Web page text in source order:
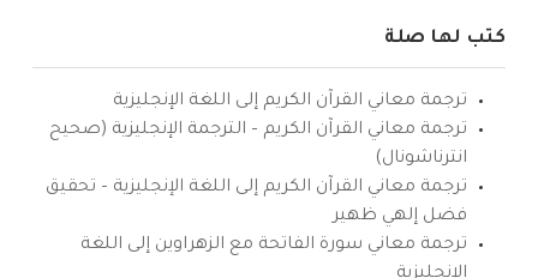
كتب لها صلة
ترجمة معاني القرآن الكريم إلى اللغة الإنجليزية
ترجمة معاني القرآن الكريم – الترجمة الإنجليزية (صحيح
انترناشونال)
ترجمة معاني القرآن الكريم إلى اللغة الإنجليزية – تحقيق
فضل إلهي ظهير
ترجمة معاني سورة الفاتحة مع الزهراوين إلى اللغة
الإنجليزية